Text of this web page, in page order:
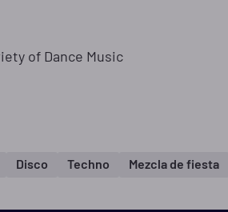
of Dance Music
Disco Techno Mezcla de fiesta